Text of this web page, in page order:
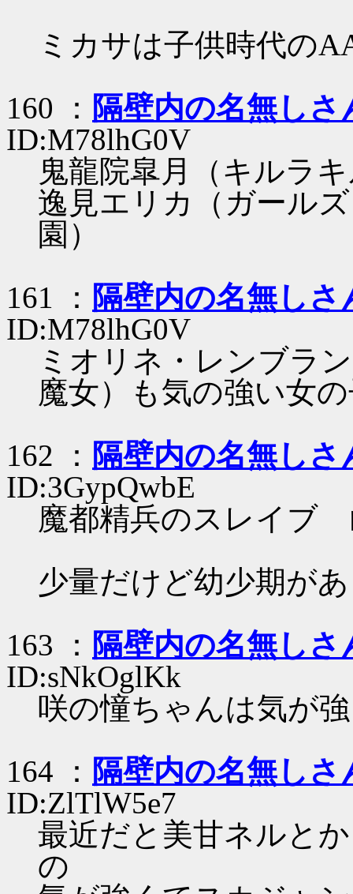
ミカサは子供時代の
160 ： 隔壁内の名無しさ
ID:M78lhG0V
鬼龍院皐月（キルラ
逸見エリカ（ガール
園）
161 ： 隔壁内の名無しさ
ID:M78lhG0V
ミオリネ・レンブラ
魔女）も気の強い女
162 ： 隔壁内の名無しさ
ID:3GypQwbE
魔都精兵のスレイブ
少量だけど幼少期が
163 ： 隔壁内の名無しさ
ID:sNkOglKk
咲の憧ちゃんは気が
164 ： 隔壁内の名無しさ
ID:ZlTlW5e7
最近だと美甘ネルと
の